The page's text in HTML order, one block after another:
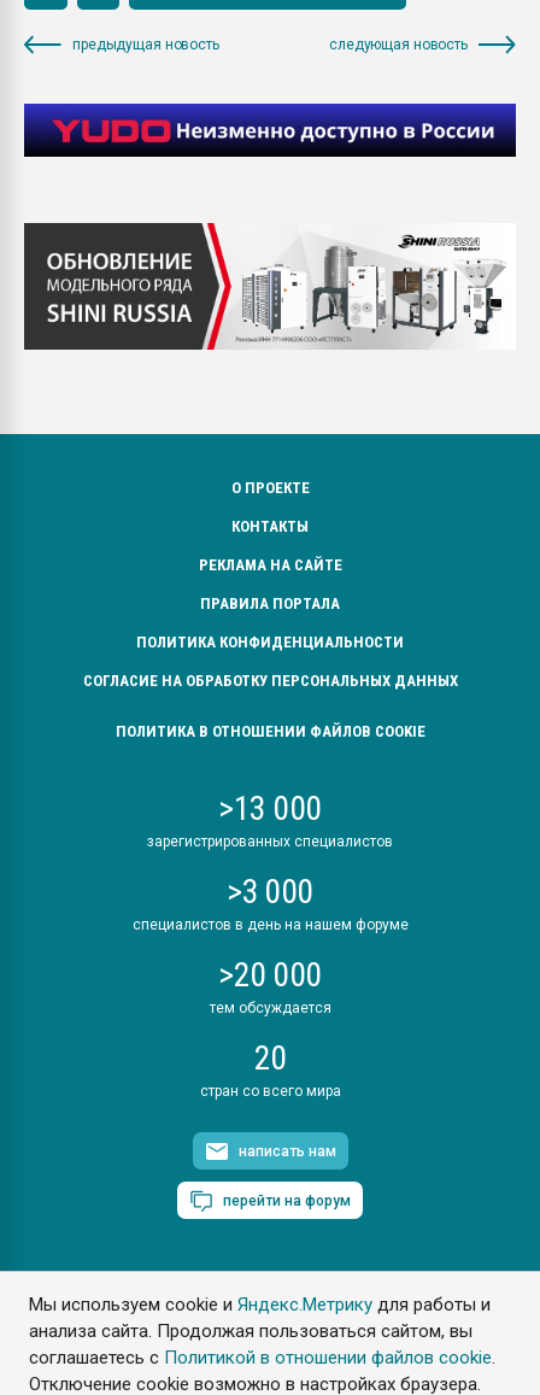
Мы используем cookie иЯндекс.Метрику для работы и
анализа сайта. Продолжая пользоваться сайтом, вы
соглашаетесь с Политикой в отношении файлов cookie.
Отключение cookie возможно в настройках браузера.
предыдущая новость следующая новость
О ПРОЕКТЕ
КОНТАКТЫ
РЕКЛАМА НА САЙТЕ
ПРАВИЛА ПОРТАЛА
ПОЛИТИКА КОНФИДЕНЦИАЛЬНОСТИ
СОГЛАСИЕ НА ОБРАБОТКУ ПЕРСОНАЛЬНЫХ ДАННЫХ
ПОЛИТИКА В ОТНОШЕНИИ ФАЙЛОВ COOKIE
>13 000
зарегистрированных специалистов
>3 000
специалистов в день на нашем форуме
>20 000
тем обсуждается
20
стран со всего мира
написать нам
перейти на форум
ПластЭксперт © 2006. Все права защищены
Разрешается копирование материалов сайта с обязательной
ссылкой на www.e-plastic.ru
Разработка сайта